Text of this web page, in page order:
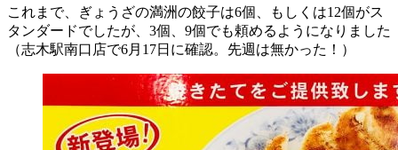
これまで、ぎょうざの満洲の餃子は6個、もしくは12個がス
タンダードでしたが、3個、9個でも頼めるようになりました
（志木駅南口店で6月17日に確認。先週は無かった！）